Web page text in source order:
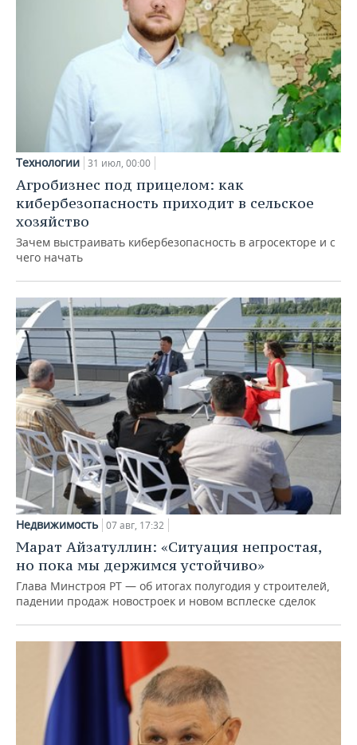
Технологии 31 июл, 00:00
Агробизнес под прицелом: как
кибербезопасность приходит в сельское
хозяйство
Зачем выстраивать кибербезопасность в агросекторе и с
чего начать
Недвижимость 07 авг, 17:32
Марат Айзатуллин: «Ситуация непростая,
но пока мы держимся устойчиво»
Глава Минстроя РТ — об итогах полугодия у строителей,
падении продаж новостроек и новом всплеске сделок